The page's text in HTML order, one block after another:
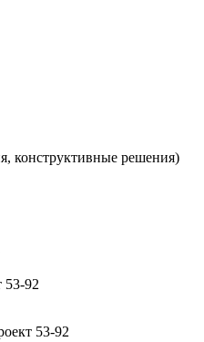
конструктивные решения)